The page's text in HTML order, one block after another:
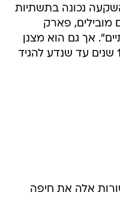
נכונה בתשתיות
מובילים, פארק
אך גם הוא מצנן
את ההתלהבות: "יעברו עוד 10 שנים עד שנדע להגיד
אלה את חיפה